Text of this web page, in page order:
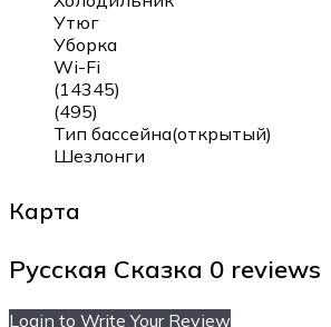
Утюг
Уборка
Wi-Fi
(14345)
(495)
Тип бассейна(открытый)
Шезлонги
Карта
Русская Сказка 0 reviews
Login to Write Your Review